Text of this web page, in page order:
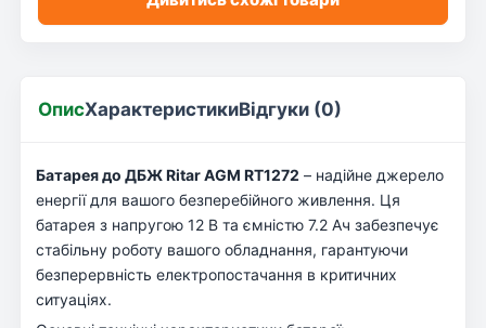
ОписХарактеристикиВідгуки (0)
Батарея до ДБЖ Ritar AGM RT1272 – надійне джерело
енергії для вашого безперебійного живлення. Ця
батарея з напругою 12 В та ємністю 7.2 Ач забезпечує
стабільну роботу вашого обладнання, гарантуючи
безперервність електропостачання в критичних
ситуаціях.